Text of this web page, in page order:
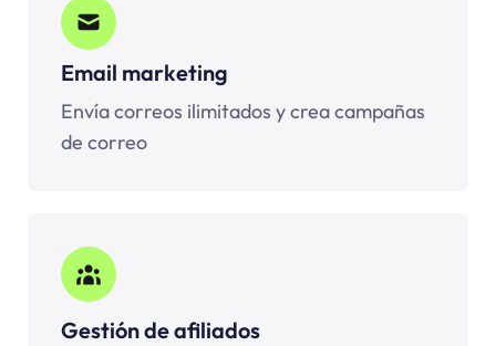
Email marketing
Envía correos ilimitados y crea campañas
de correo
Gestión de afiliados